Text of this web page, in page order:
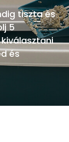
tiszta és
5
és